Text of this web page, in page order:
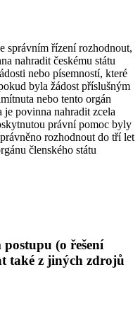
správním řízení rozhodnout,
nahradit českému státu
nebo písemností, které
byla žádost příslušným
nebo tento orgán
je povinna nahradit zcela
právní pomoc byly
rozhodnout do tří let
členského státu
(o řešení
také z jiných zdrojů